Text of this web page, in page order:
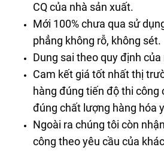
CQ của nhà sản xuất.
Mới 100% chưa qua sử
phẳng không rỗ, không sét.
Dung sai theo quy định
Cam kết giá tốt nhất thị
hàng đúng tiến độ thi công
đúng chất lượng hàng hóa
Ngoài ra chúng tôi còn
công theo yêu cầu của